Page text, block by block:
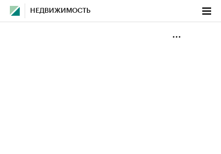
НЕДВИЖИМОСТЬ